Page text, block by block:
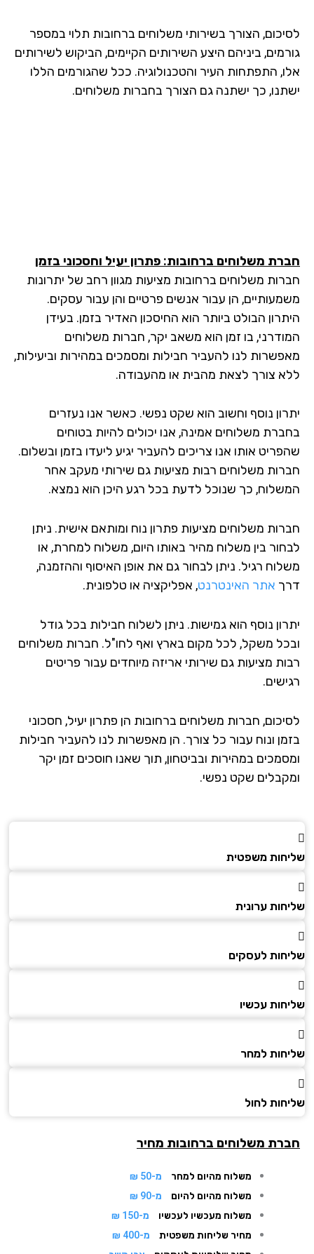
הצורך בשירותי משלוחים ברחובות תלוי במספר
ביניהם היצע השירותים הקיימים, הביקוש לשירותים
התפתחות העיר והטכנולוגיה. ככל שהגורמים הללו
כך ישתנה גם הצורך בחברות משלוחים.
משלוחים ברחובות: פתרון יעיל וחסכוני בזמן
משלוחים ברחובות מציעות מגוון רחב של יתרונות
הן עבור אנשים פרטיים והן עבור עסקים.
הבולט ביותר הוא החיסכון האדיר בזמן. בעידן
בו זמן הוא משאב יקר, חברות משלוחים
לנו להעביר חבילות ומסמכים במהירות וביעילות,
צורך לצאת מהבית או מהעבודה.
נוסף וחשוב הוא שקט נפשי. כאשר אנו נעזרים
משלוחים אמינה, אנו יכולים להיות בטוחים
אותו אנו צריכים להעביר יגיע ליעדו בזמן ובשלום.
משלוחים רבות מציעות גם שירותי מעקב אחר
כך שנוכל לדעת בכל רגע היכן הוא נמצא.
משלוחים מציעות פתרון נוח ומותאם אישית. ניתן
בין משלוח מהיר באותו היום, משלוח למחרת, או
רגיל. ניתן לבחור גם את אופן האיסוף וההזמנה,
אתר האינטרנט, אפליקציה או טלפונית.
נוסף הוא גמישות. ניתן לשלוח חבילות בכל גודל
משקל, לכל מקום בארץ ואף לחו"ל. חברות משלוחים
מציעות גם שירותי אריזה מיוחדים עבור פריטים
חברות משלוחים ברחובות הן פתרון יעיל, חסכוני
ונוח עבור כל צורך. הן מאפשרות לנו להעביר חבילות
במהירות ובביטחון, תוך שאנו חוסכים זמן יקר
שקט נפשי.
משפטית
ערונית
לעסקים
עכשיו
למחר
לחול
משלוחים ברחובות מחיר
משלוח מהיום למחר
מ-50 ₪
משלוח מהיום להיום
מ-90 ₪
משלוח מעכשיו לעכשיו
מ-150 ₪
מחיר שליחות משפטית
מ-400 ₪